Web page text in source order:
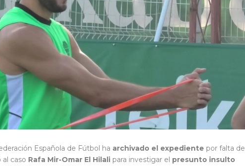
Española de Fútbol ha archivado el expediente por falta de
caso Rafa Mir-Omar El Hilali para investigar el presunto insulto